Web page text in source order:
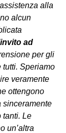
alla
alcun
ad
per gli
tutti. Speriamo
veramente
ottengono
sinceramente
tanti. Le
un’altra